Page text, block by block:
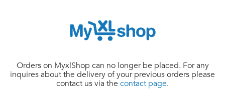
Orders on MyxlShop can no longer be placed. For any
inquires about the delivery of your previous orders please
contact us via the contact page.